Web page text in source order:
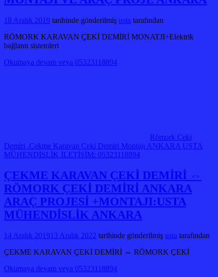
18 Aralık 2019 tarihinde gönderilmiş usta tarafından
RÖMORK KARAVAN ÇEKİ DEMİRİ MONATJI+Elektrik
bağlantı sistemleri
Okumaya devam veya 05323118894
Römork Çeki
Demiri .Çekme Karavan Çeki Demiri Montajı ANKARA USTA
MÜHENDİSLİK İLETİŞİM: 05323118894
ÇEKME KARAVAN ÇEKİ DEMİRİ ⇔
RÖMORK ÇEKİ DEMİRİ ANKARA
ARAÇ PROJESİ +MONTAJI:USTA
MÜHENDİSLİK ANKARA
14 Aralık 201913 Aralık 2022 tarihinde gönderilmiş usta tarafından
ÇEKME KARAVAN ÇEKİ DEMİRİ ⇔ RÖMORK ÇEKİ
Okumaya devam veya 05323118894